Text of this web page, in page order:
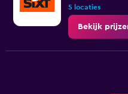
5 locaties
Bekijk